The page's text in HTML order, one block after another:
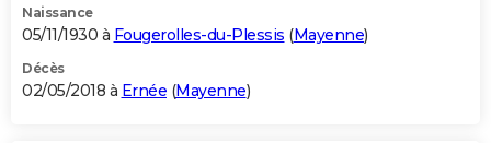
Naissance
05/11/1930 à Fougerolles-du-Plessis (Mayenne)
Décès
02/05/2018 à Ernée (Mayenne)